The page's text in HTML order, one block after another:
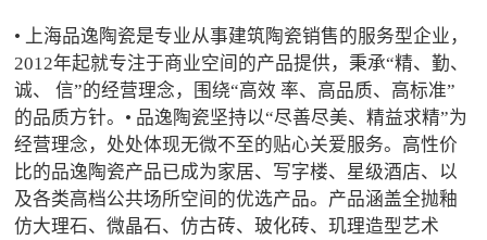
• 上海品逸陶瓷是专业从事建筑陶瓷销售的服务型企业，
2012年起就专注于商业空间的产品提供，秉承“精、勤、
诚、 信”的经营理念，围绕“高效 率、高品质、高标准”
的品质方针。• 品逸陶瓷坚持以“尽善尽美、精益求精”为
经营理念，处处体现无微不至的贴心关爱服务。高性价
比的品逸陶瓷产品已成为家居、写字楼、星级酒店、以
及各类高档公共场所空间的优选产品。产品涵盖全抛釉
仿大理石、微晶石、仿古砖、玻化砖、玑理造型艺术